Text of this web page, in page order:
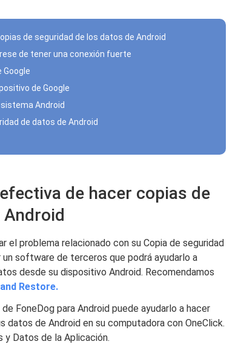
de seguridad de los datos de Android
de tener una conexión fuerte
Google
de Google
Android
de datos de Android
de hacer copias de
el problema relacionado con su Copia de seguridad
software de terceros que podrá ayudarlo a
desde su dispositivo Android. Recomendamos
Restore.
FoneDog para Android puede ayudarlo a hacer
datos de Android en su computadora con OneClick.
y Datos de la Aplicación.